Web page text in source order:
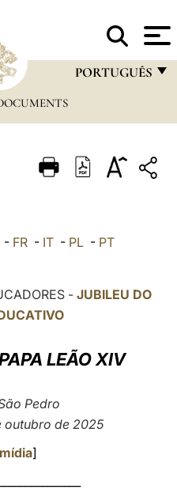
PORTUGUÊS
ITALIANO
POLSKI
中文
- FR - IT - PL - PT
- JUBILEU DO
LEÃO XIV
Pedro
outubro de 2025
]